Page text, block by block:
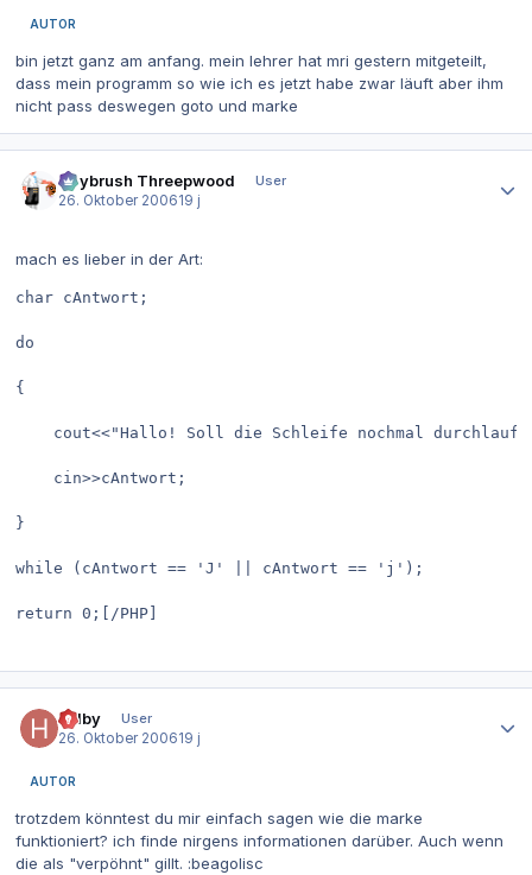
AUTOR
bin jetzt ganz am anfang. mein lehrer hat mri gestern mitgeteilt,
dass mein programm so wie ich es jetzt habe zwar läuft aber ihm
nicht pass deswegen goto und marke
Guybrush Threepwood
User
26. Oktober 200619 j
mach es lieber in der Art:
char cAntwort;
do
{
cout<<"Hallo! Soll die Schleife nochmal
	cin>>cAntwort;
}
while (cAntwort == 'J' || cAntwort == 'j');
return 0;[/PHP]
helby
User
26. Oktober 200619 j
AUTOR
trotzdem könntest du mir einfach sagen wie die marke
funktioniert? ich finde nirgens informationen darüber. Auch wenn
die als "verpöhnt" gillt. :beagolisc